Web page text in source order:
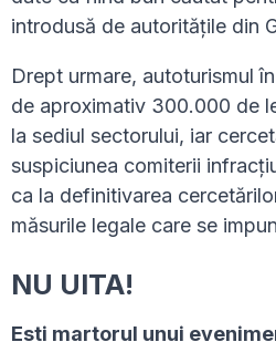
introdusă de autorităţile din
Drept urmare, autoturismul
de aproximativ 300.000 de
la sediul sectorului, iar
suspiciunea comiterii
ca la definitivarea
măsurile legale care se
NU UITA!
Esti martorul unui